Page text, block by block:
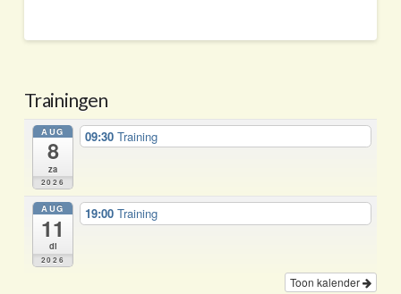
Trainingen
AUG
8
za
2026
09:30Training
AUG
11
di
2026
19:00Training
Toon kalender